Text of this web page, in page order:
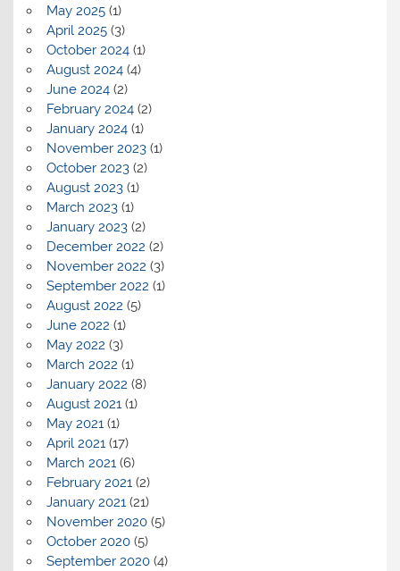
May 2025(1)
April 2025(3)
October 2024(1)
August 2024(4)
June 2024(2)
February 2024(2)
January 2024(1)
November 2023(1)
October 2023(2)
August 2023(1)
March 2023(1)
January 2023(2)
December 2022 (2)
November 2022 (3)
September 2022 (1)
August 2022 (5)
June 2022 (1)
May 2022 (3)
March 2022 (1)
January 2022 (8)
August 2021(1)
May 2021(1)
April 2021(17)
March 2021(6)
February 2021(2)
January 2021(21)
November 2020(5)
October 2020(5)
September 2020(4)